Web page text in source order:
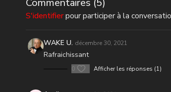
Commentaires (5)
S'identifierpour participer à la
WAKE U. décembre 30, 2021
Rafraichissant
0 Afficher les réponses (1)